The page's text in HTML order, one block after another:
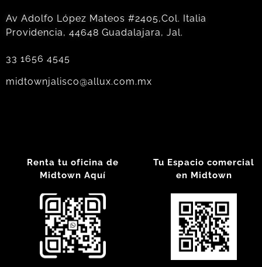
Av Adolfo López Mateos #2405,Col. Italia
Providencia, 44648 Guadalajara, Jal.
33 1656 4545
midtownjalisco@allux.com.mx
Renta tu oficina de
Midtown Aquí
Tu Espacio comercial
en Midtown